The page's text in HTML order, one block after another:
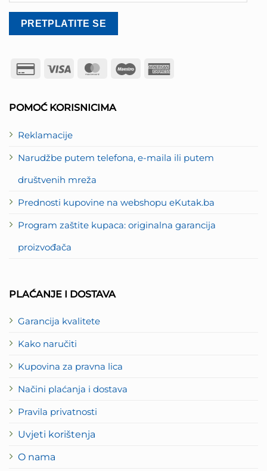
POMOĆ KORISNICIMA
Reklamacije
Narudžbe putem telefona, e-maila ili putem
društvenih mreža
Prednosti kupovine na webshopu eKutak.ba
Program zaštite kupaca: originalna garancija
proizvođača
PLAĆANJE I DOSTAVA
Garancija kvalitete
Kako naručiti
Kupovina za pravna lica
Načini plaćanja i dostava
Pravila privatnosti
Uvjeti korištenja
O nama
Credit
Visa MasterCard
Maestro